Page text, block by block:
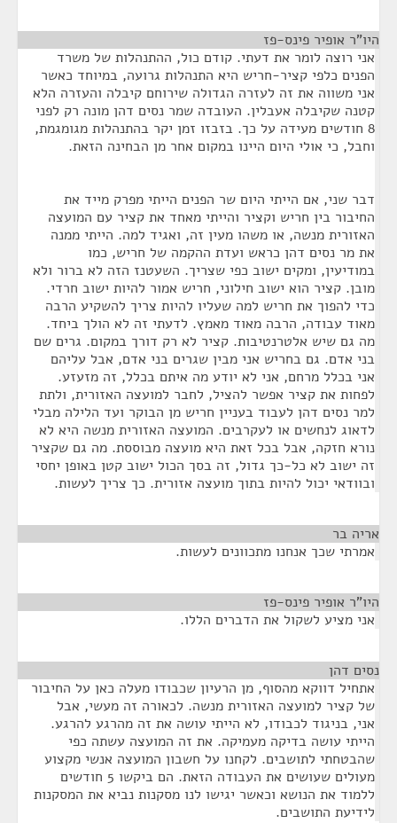
היו"ר אופיר פינס-פז
אני רוצה לומר את דעתי. קודם כול, ההתנהלות של משרד
הפנים כלפי קציר-חריש היא התנהלות גרועה, במיוחד כאשר
אני משווה את זה לעזרה הגדולה שירוחם קיבלה והעזרה הלא
קטנה שקיבלה אעבלין. העובדה שמר נסים דהן מונה רק לפני
8 חודשים מעידה על כך. בזבזו זמן יקר בהתנהלות מגומגמת,
וחבל, כי אולי היום היינו במקום אחר מן הבחינה הזאת.
דבר שני, אם הייתי היום שר הפנים הייתי מפרק מייד את
החיבור בין חריש וקציר והייתי מאחד את קציר עם המועצה
האזורית מנשה, או משהו מעין זה, ואגיד למה. הייתי ממנה
את מר נסים דהן כראש ועדת ההקמה של חריש, כמו
במודיעין, ומקים ישוב כפי שצריך. השעטנז הזה לא ברור ולא
מובן. קציר הוא ישוב חילוני, חריש אמור להיות ישוב חרדי.
כדי להפוך את חריש למה שעליו להיות צריך להשקיע הרבה
מאוד עבודה, הרבה מאוד מאמץ. לדעתי זה לא הולך ביחד.
מה גם שיש אלטרנטיבות. קציר לא רק דורך במקום. גרים שם
בני אדם. גם בחריש אני מבין שגרים בני אדם, אבל עליהם
אני בכלל מרחם, אני לא יודע מה איתם בכלל, זה מזעזע.
לפחות את קציר אפשר להציל, לחבר למועצה האזורית, ולתת
למר נסים דהן לעבוד בעניין חריש מן הבוקר ועד הלילה מבלי
לדאוג לנחשים או לעקרבים. המועצה האזורית מנשה היא לא
נורא חזקה, אבל בכל זאת היא מועצה מבוססת. מה גם שקציר
זה ישוב לא כל-כך גדול, זה בסך הכול ישוב קטן באופן יחסי
ובוודאי יכול להיות בתוך מועצה אזורית. כך צריך לעשות.
אריה בר
אמרתי שכך אנחנו מתכוונים לעשות.
היו"ר אופיר פינס-פז
אני מציע לשקול את הדברים הללו.
נסים דהן
אתחיל דווקא מהסוף, מן הרעיון שכבודו מעלה כאן על החיבור
של קציר למועצה האזורית מנשה. לכאורה זה מעשי, אבל
אני, בניגוד לכבודו, לא הייתי עושה את זה מהרגע להרגע.
הייתי עושה בדיקה מעמיקה. את זה המועצה עשתה כפי
שהבטחתי לתושבים. לקחנו על חשבון המועצה אנשי מקצוע
מעולים שעושים את העבודה הזאת. הם ביקשו 5 חודשים
ללמוד את הנושא וכאשר יגישו לנו מסקנות נביא את המסקנות
לידיעת התושבים.